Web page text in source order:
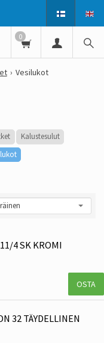
0
Vesilukot
Kalustesulut
4 SK KROMI
OSTA
32 TÄYDELLINEN